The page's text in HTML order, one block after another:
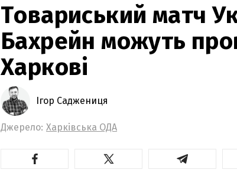
Товариський матч
Бахрейн можуть
Харкові
Ігор Саджениця
Джерело: Харківська ОДА